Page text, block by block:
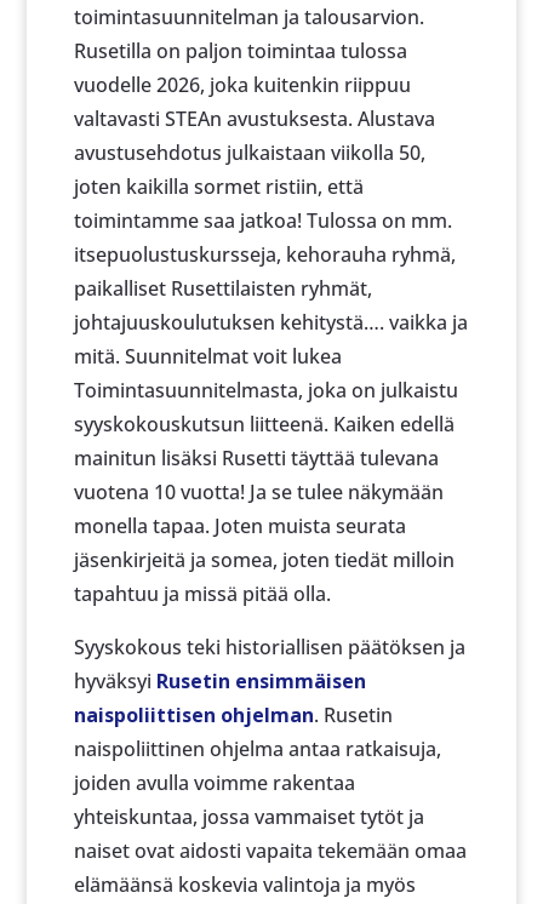
toimintasuunnitelman ja talousarvion.
Rusetilla on paljon toimintaa tulossa
vuodelle 2026, joka kuitenkin riippuu
valtavasti STEAn avustuksesta. Alustava
avustusehdotus julkaistaan viikolla 50,
joten kaikilla sormet ristiin, että
toimintamme saa jatkoa! Tulossa on mm.
itsepuolustuskursseja, kehorauha ryhmä,
paikalliset Rusettilaisten ryhmät,
johtajuuskoulutuksen kehitystä…. vaikka ja
mitä. Suunnitelmat voit lukea
Toimintasuunnitelmasta, joka on julkaistu
syyskokouskutsun liitteenä. Kaiken edellä
mainitun lisäksi Rusetti täyttää tulevana
vuotena 10 vuotta! Ja se tulee näkymään
monella tapaa. Joten muista seurata
jäsenkirjeitä ja somea, joten tiedät milloin
tapahtuu ja missä pitää olla.
Syyskokous teki historiallisen päätöksen ja
hyväksyi Rusetin ensimmäisen
naispoliittisen ohjelman. Rusetin
naispoliittinen ohjelma antaa ratkaisuja,
joiden avulla voimme rakentaa
yhteiskuntaa, jossa vammaiset tytöt ja
naiset ovat aidosti vapaita tekemään omaa
elämäänsä koskevia valintoja ja myös